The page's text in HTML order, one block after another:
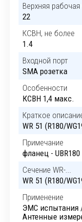
Верхняя рабочая
22
КСВН, не более
1.4
Входной порт
SMA розетка
Особенности
КСВН 1,4 макс.
Краткое
WR 51 (R180/
Примечание
фланец - UBR180
Сечение WR-...
WR 51 (R180/
Применение
ЭМС испытания
Антенные